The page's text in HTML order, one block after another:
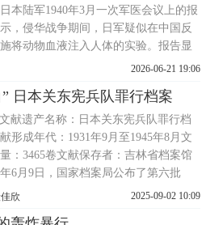
，日本陆军省医务局长及众
本陆军1940年3月一次军医会议上的报
，侵华战争期间，日军疑似在中国反
将动物血液注入人体的实验。报告显
实验时间为1938年秋，地点被隐去。实
动物血液或血清，具体包括对失血后
危重状态者大量输注马血，以及将鸡血
体观察其存留时间等
2026-06-21 19:06
日本关东宪兵队罪行档案
文献遗产名称：日本关东宪兵队罪行档
形成年代：1931年9月至1945年8月文
：3465卷文献保存者：吉林省档案馆
6月9日，国家档案局公布了第六批
档案文献遗产名录》，吉林省档案馆
欣 2025-09-02 10:09